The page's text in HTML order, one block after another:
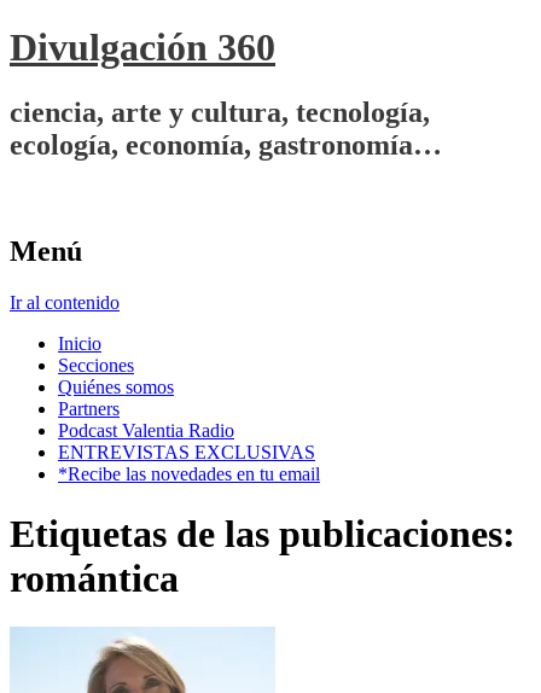
Divulgación 360
ciencia, arte y cultura, tecnología,
ecología, economía, gastronomía…
Menú
Ir al contenido
Inicio
Secciones
Quiénes somos
Partners
Podcast Valentia Radio
ENTREVISTAS EXCLUSIVAS
*Recibe las novedades en tu email
Etiquetas de las publicaciones:
romántica